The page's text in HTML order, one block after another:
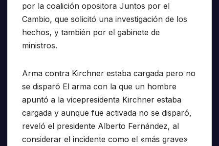
por la coalición opositora Juntos por el
Cambio, que solicitó una investigación de los
hechos, y también por el gabinete de
ministros.
Arma contra Kirchner estaba cargada pero no
se disparó El arma con la que un hombre
apuntó a la vicepresidenta Kirchner estaba
cargada y aunque fue activada no se disparó,
reveló el presidente Alberto Fernández, al
considerar el incidente como el «más grave»